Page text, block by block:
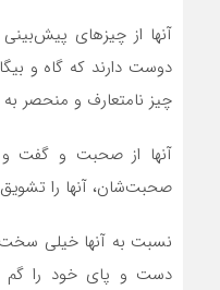
آنها از چيزهاي
دوست دارند که گاه و
چيز نامتعارف و منحصر
آنها از صحبت و گفت
صحبت‌شان، آنها را تشويق
نسبت به آنها خيلي
دست و پاي خود را گم